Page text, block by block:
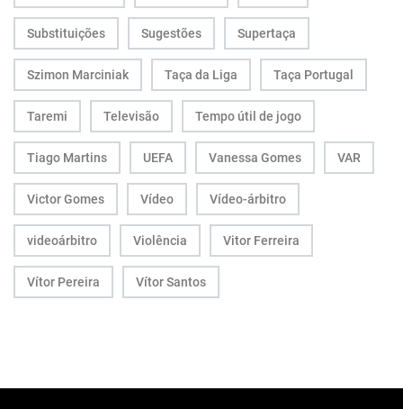
Substituições Sugestões Supertaça
Szimon Marciniak Taça da Liga Taça Portugal
Taremi Televisão Tempo útil de jogo
Tiago Martins UEFA Vanessa Gomes VAR
Victor Gomes Vídeo Vídeo-árbitro
videoárbitro Violência Vitor Ferreira
Vítor Pereira Vítor Santos